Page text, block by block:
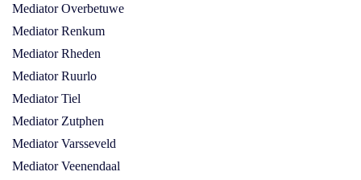
Mediator Overbetuwe
Mediator Renkum
Mediator Rheden
Mediator Ruurlo
Mediator Tiel
Mediator Zutphen
Mediator Varsseveld
Mediator Veenendaal